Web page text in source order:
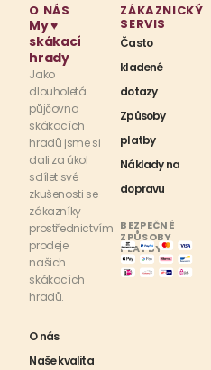
O NÁS
My ♥
skákací
hrady
Jako
dlouholetá
půjčovna
skákacích
hradů jsme si
dali za úkol
sdílet své
zkušenosti se
zákazníky
prostřednictvím
prodeje
našich
skákacích
hradů.
O nás
Naše kvalita
ZÁKAZNICKÝ
SERVIS
Často
kladené
dotazy
Způsoby
platby
Náklady na
dopravu
BEZPEČNÉ
ZPŮSOBY
PLATBY